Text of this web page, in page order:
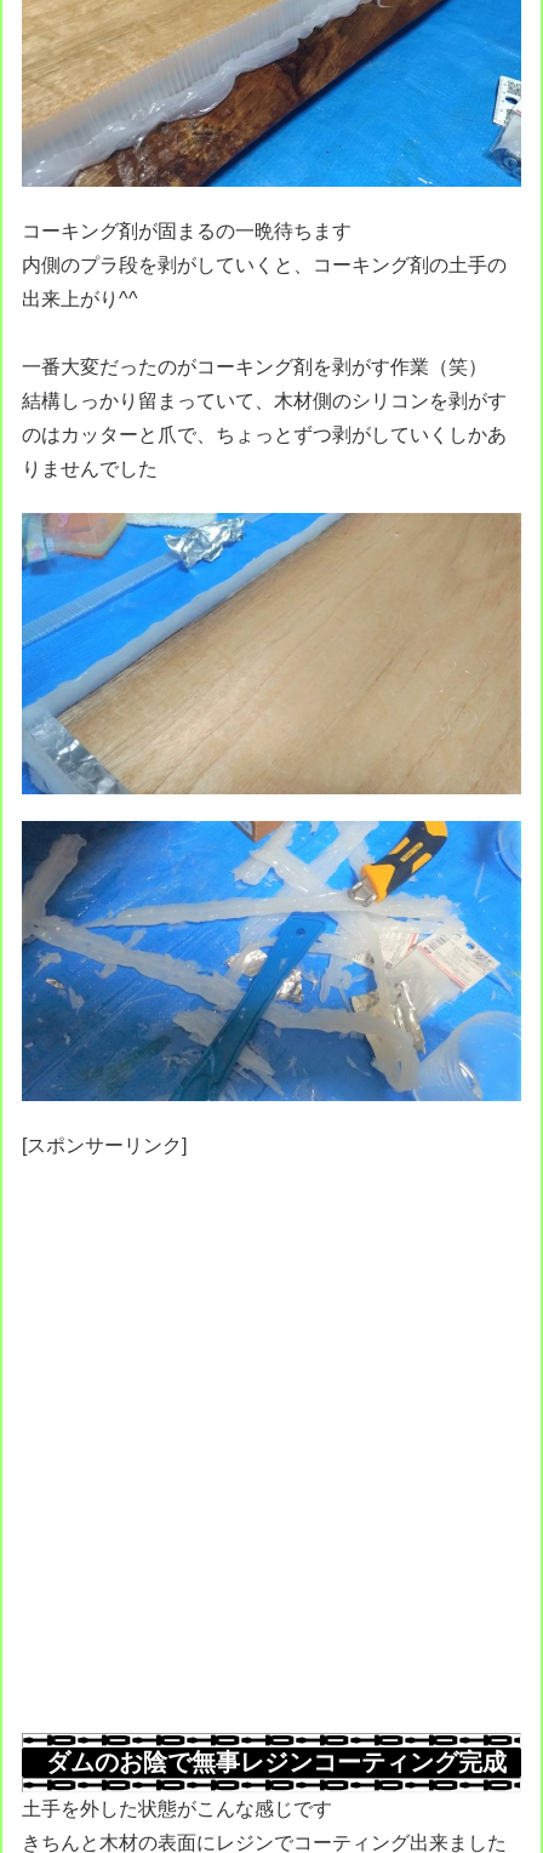
コーキング剤が固まるの一晩待ちます
内側のプラ段を剥がしていくと、コーキング剤の土手の
出来上がり^^
一番大変だったのがコーキング剤を剥がす作業（笑）
結構しっかり留まっていて、木材側のシリコンを剥がす
のはカッターと爪で、ちょっとずつ剥がしていくしかあ
りませんでした
[スポンサーリンク]
ダムのお陰で無事レジンコーティング完成
土手を外した状態がこんな感じです
きちんと木材の表面にレジンでコーティング出来ました